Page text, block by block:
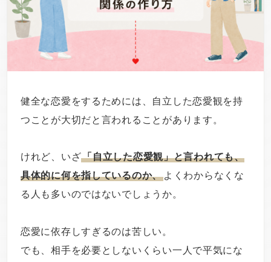
健全な恋愛をするためには、自立した恋愛観を持
つことが大切だと言われることがあります。
けれど、いざ「自立した恋愛観」と言われても、
具体的に何を指しているのか、よくわからなくな
る人も多いのではないでしょうか。
恋愛に依存しすぎるのは苦しい。
でも、相手を必要としないくらい一人で平気にな